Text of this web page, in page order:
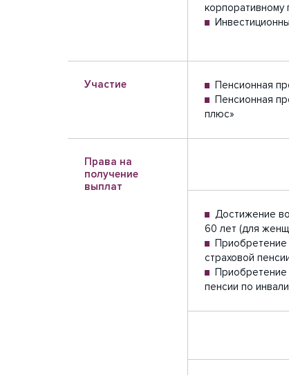
корпоративному
Участие
Пенсионная
Пенсионная
плюс»
Права на
получение
выплат
Достижение
60 лет (для
Приобретение
страховой
Приобретение
пенсии по